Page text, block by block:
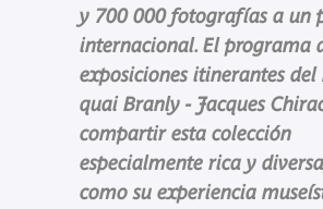
y 700 000 fotografías a un
internacional. El programa
exposiciones itinerantes del
quai Branly - Jacques
compartir esta colección
especialmente rica y
como su experiencia